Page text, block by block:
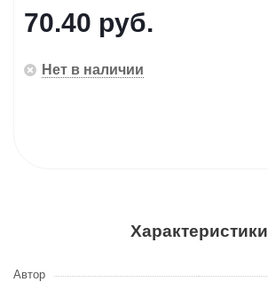
70.40 руб.
Нет в наличии
Характеристики
Автор